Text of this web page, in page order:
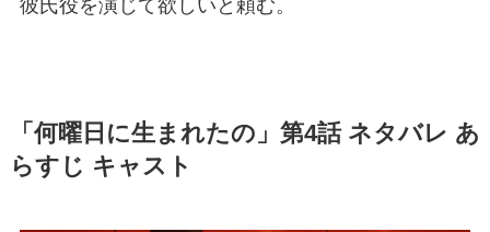
彼氏役を演じて欲しいと頼む。
「何曜日に生まれたの」第4話 ネタバレ あ
らすじ キャスト